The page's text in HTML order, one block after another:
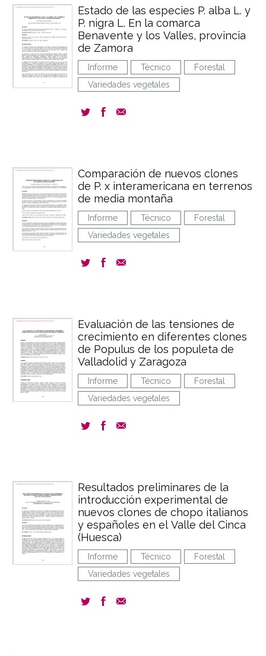
Estado de las especies P. alba L. y
P. nigra L. En la comarca
Benavente y los Valles, provincia
de Zamora
Informe Técnico
Forestal
Variedades vegetales
Comparación de nuevos clones
de P. x interamericana en terrenos
de media montaña
Informe Técnico
Forestal
Variedades vegetales
Evaluación de las tensiones de
crecimiento en diferentes clones
de Populus de los populeta de
Valladolid y Zaragoza
Informe Técnico
Forestal
Variedades vegetales
Resultados preliminares de la
introducción experimental de
nuevos clones de chopo italianos
y españoles en el Valle del Cinca
(Huesca)
Informe Técnico
Forestal
Variedades vegetales